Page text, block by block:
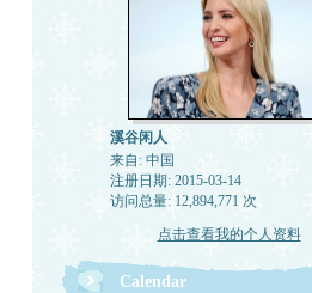
溪谷闲人
来自: 中国
注册日期: 2015-03-14
访问总量: 12,894,771 次
点击查看我的个人资料
Calendar